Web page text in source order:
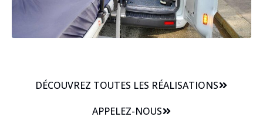
DÉCOUVREZ TOUTES LES RÉALISATIONS
APPELEZ-NOUS